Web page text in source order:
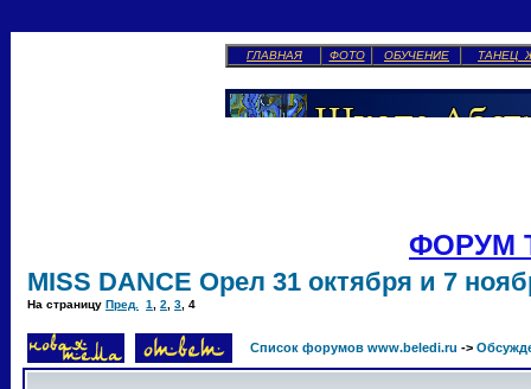
ГЛАВНАЯ ФОТО ОБУЧЕНИЕ ТАНЕЦ
ФОРУМ
MISS DANCE Орел 31 октября и 7
На страницу Пред. 1 2 3 4
Список форумов www.beledi.ru ->